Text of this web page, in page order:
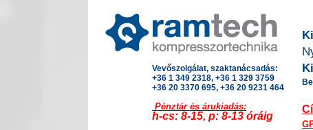
Vevőszolgálat, szaktanácsadás:
+36 1 349 2318, +36 1 329 3759
+36 20 3370 695, +36 20 9231 464
Pénztár és árukiadás:
h-cs: 8-15, p: 8-13 óráig